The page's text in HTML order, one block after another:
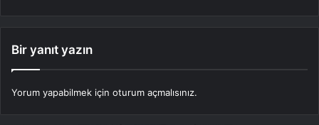
Bir yanıt yazın
Yorum yapabilmek için oturum açmalısınız.